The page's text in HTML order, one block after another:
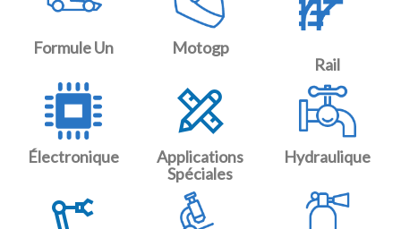
Formule Un
Motogp
Rail
Électronique
Applications
Spéciales
Hydraulique